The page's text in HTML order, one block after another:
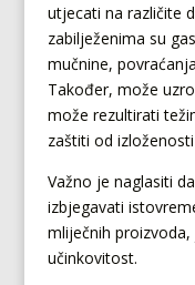
utjecati na različite
zabilježenima su
mučnine,
Također, može
može rezultirati
zaštiti od
Važno je naglasiti
izbjegavati
mliječnih
učinkovitost.